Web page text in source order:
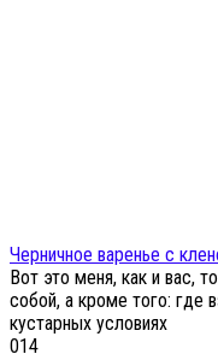
Черничное варенье с
Вот это меня, как и вас,
собой, а кроме того: где
кустарных условиях
014